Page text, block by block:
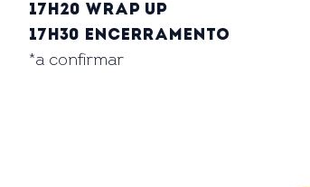
17h20 Wrap up
17h30 Encerramento
*a confirmar